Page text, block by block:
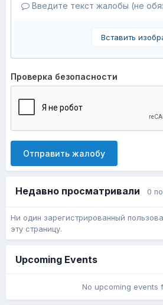
Введите текст жалобы (не
Вставить
Проверка безопасности
Отправить жалобу
Недавно просматривали 0
Ни один зарегистрированный
эту страницу.
Upcoming Events
No upcoming events